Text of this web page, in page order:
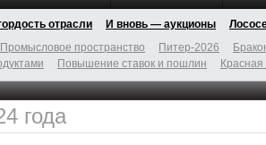
отрасли И вновь — аукционы
Промысловое пространство Питер-2026
Повышение ставок и пошлин
года